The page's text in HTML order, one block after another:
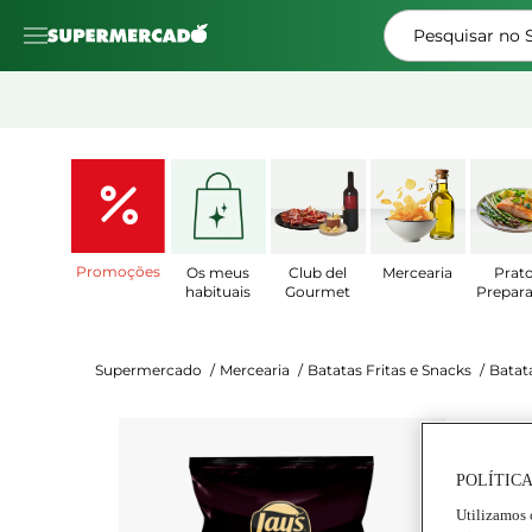
Pesquisar no
Promoções
Os meus
habituais
Club del
Gourmet
Mercearia
Supermercado / Mercearia / Batatas Fritas e Snacks /
4.6
de
Utilizamos